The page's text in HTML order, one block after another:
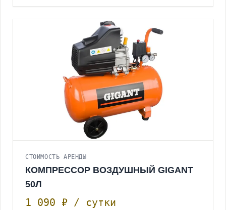
СТОИМОСТЬ АРЕНДЫ
КОМПРЕССОР ВОЗДУШНЫЙ GIGANT
50Л
1 090 ₽ / сутки